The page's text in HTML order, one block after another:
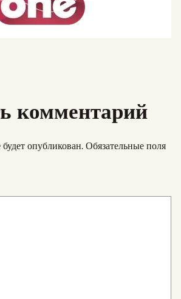
комментарий
опубликован.Обязательные поля